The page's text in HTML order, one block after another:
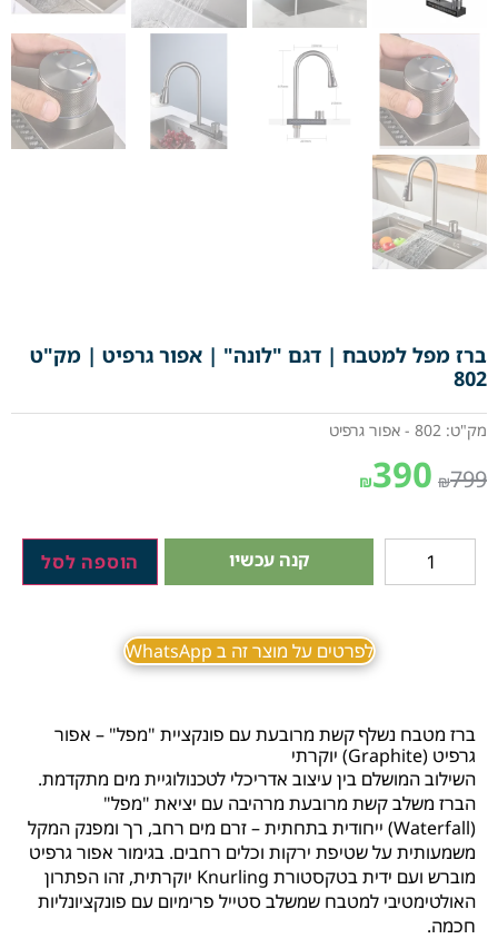
ברז מפל למטבח | דגם "לונה" | אפור גרפיט | מק"ט
802
מק"ט: 802 - אפור גרפיט
₪799
₪390
קנה עכשיו הוספה לסל
לפרטים על מוצר זה ב WhatsApp
ברז מטבח נשלף קשת מרובעת עם פונקציית "מפל" – אפור
גרפיט (Graphite) יוקרתי
השילוב המושלם בין עיצוב אדריכלי לטכנולוגיית מים מתקדמת.
הברז משלב קשת מרובעת מרהיבה עם יציאת "מפל"
(Waterfall) ייחודית בתחתית – זרם מים רחב, רך ומפנק המקל
משמעותית על שטיפת ירקות וכלים רחבים. בגימור אפור גרפיט
מוברש ועם ידית בטקסטורת Knurling יוקרתית, זהו הפתרון
האולטימטיבי למטבח שמשלב סטייל פרימיום עם פונקציונליות
חכמה.